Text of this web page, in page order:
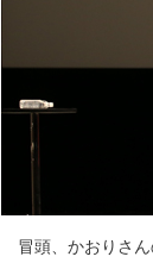
冒頭、かおりさん